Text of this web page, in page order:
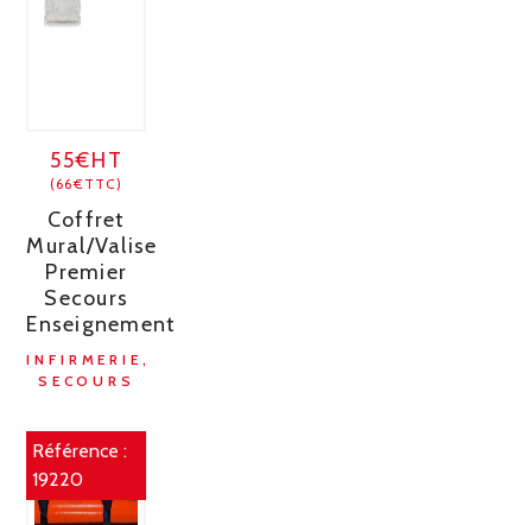
55€HT
(66€TTC)
Coffret
Mural/Valise
Premier
Secours
Enseignement
INFIRMERIE,
SECOURS
Référence :
19220